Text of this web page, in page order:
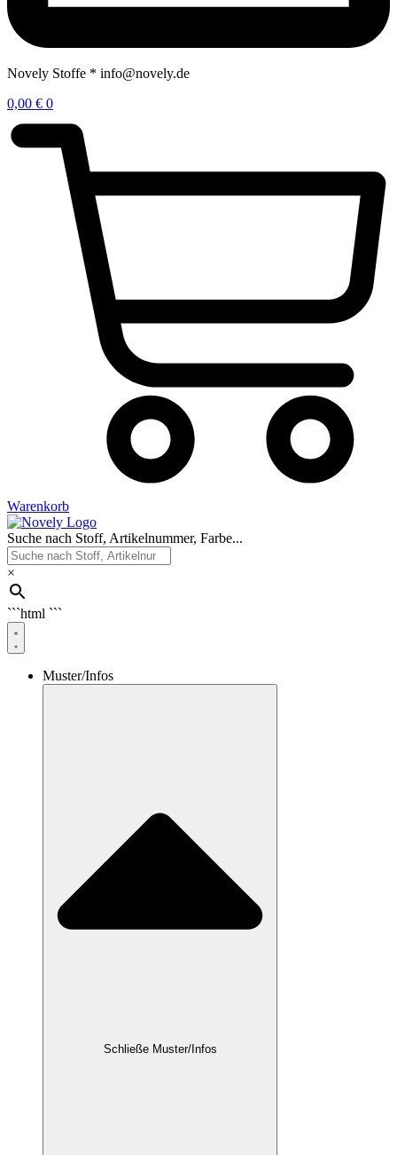
Novely Stoffe * info@novely.de
0,00 € 0
Warenkorb
Suche nach Stoff, Artikelnummer, Farbe...
×
```html ```
Muster/Infos
Schließe Muster/Infos